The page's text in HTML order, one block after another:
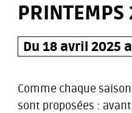
Du 18 avril 2025
Comme chaque
sont proposées :